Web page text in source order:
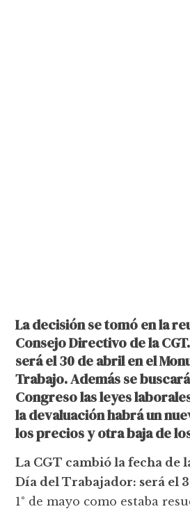
La decisión se tomó en la
Consejo Directivo de la
será el 30 de abril en el
Trabajo. Además se
Congreso las leyes
la devaluación habrá un
los precios y otra baja de
La CGT cambió la fecha de
Día del Trabajador: será el
1° de mayo como estaba